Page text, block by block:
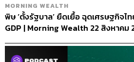
MORNING WEALTH
พิษ ‘ตั้งรัฐบาล’ ยืดเยื้อ ฉุดเศรษฐกิจ
GDP | Morning Wealth 22 สิงหาคม